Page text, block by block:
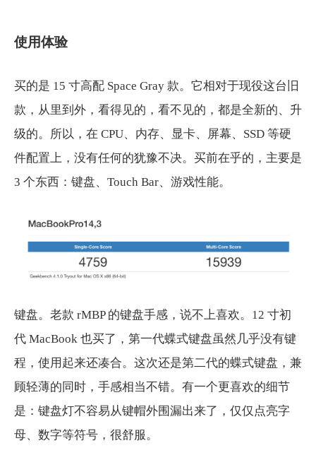
使用体验
买的是 15 寸高配 Space Gray 款。它相对于现役这台旧
款，从里到外，看得见的，看不见的，都是全新的、升
级的。所以，在 CPU、内存、显卡、屏幕、SSD 等硬
件配置上，没有任何的犹豫不决。买前在乎的，主要是
3 个东西：键盘、Touch Bar、游戏性能。
键盘。老款 rMBP 的键盘手感，说不上喜欢。12 寸初
代 MacBook 也买了，第一代蝶式键盘虽然几乎没有键
程，使用起来还凑合。这次还是第二代的蝶式键盘，兼
顾轻薄的同时，手感相当不错。有一个更喜欢的细节
是：键盘灯不容易从键帽外围漏出来了，仅仅点亮字
母、数字等符号，很舒服。